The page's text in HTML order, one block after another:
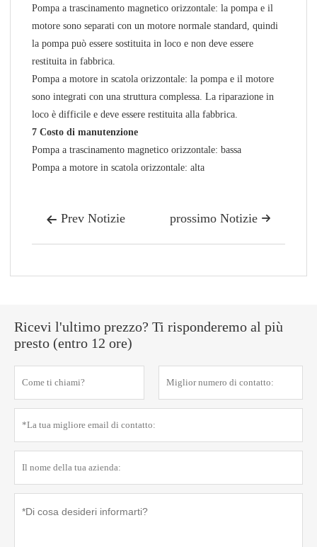
Pompa a trascinamento magnetico orizzontale: la pompa e il
motore sono separati con un motore normale standard, quindi
la pompa può essere sostituita in loco e non deve essere
restituita in fabbrica.
Pompa a motore in scatola orizzontale: la pompa e il motore
sono integrati con una struttura complessa. La riparazione in
loco è difficile e deve essere restituita alla fabbrica.
7 Costo di manutenzione
Pompa a trascinamento magnetico orizzontale: bassa
Pompa a motore in scatola orizzontale: alta
 Prev Notizie 
prossimo Notizie
Ricevi l'ultimo prezzo? Ti risponderemo al più
presto (entro 12 ore)